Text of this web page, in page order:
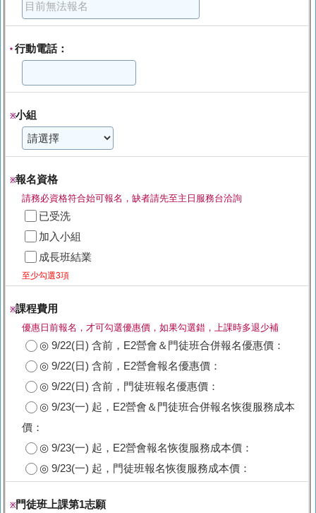
* 行動電話：
※小組
※報名資格
請務必資格符合始可報名，缺者請先至主日服務台洽詢
已受洗
加入小組
成長班結業
至少勾選3項
※課程費用
優惠日前報名，才可勾選優惠價，如果勾選錯，上課時多退少補
◎ 9/22(日) 含前，E2營會＆門徒班合併報名優惠價：
◎ 9/22(日) 含前，E2營會報名優惠價：
◎ 9/22(日) 含前，門徒班報名優惠價：
◎ 9/23(一) 起，E2營會＆門徒班合併報名恢復服務成本
價：
◎ 9/23(一) 起，E2營會報名恢復服務成本價：
◎ 9/23(一) 起，門徒班報名恢復服務成本價：
※門徒班上課第1志願